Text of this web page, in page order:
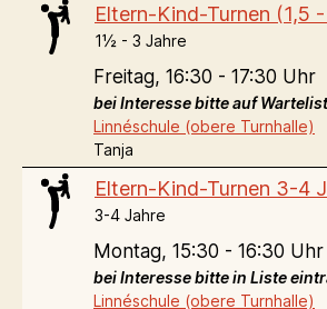
Eltern-Kind-Turnen (1,5
1½ - 3 Jahre
Freitag, 16:30 - 17:30 Uhr
bei Interesse bitte auf
Linnéschule (obere Turnhalle)
Tanja
Eltern-Kind-Turnen 3-4
3-4 Jahre
Montag, 15:30 - 16:30 Uhr
bei Interesse bitte in Liste
Linnéschule (obere Turnhalle)